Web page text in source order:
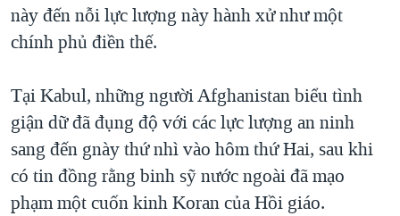
này đến nỗi lực lượng này hành xử như một
chính phủ điền thế.
Tại Kabul, những người Afghanistan biểu tình
giận dữ đã đụng độ với các lực lượng an ninh
sang đến gnày thứ nhì vào hôm thứ Hai, sau khi
có tin đồng rằng binh sỹ nước ngoài đã mạo
phạm một cuốn kinh Koran của Hồi giáo.